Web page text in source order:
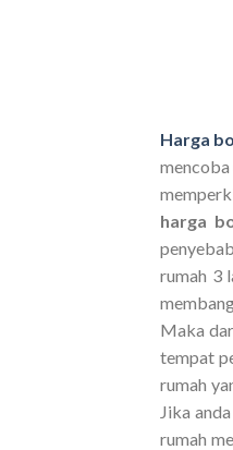
Harga
mencoba
harga
rumah 3
Maka
tempat
rumah
Jika
rumah